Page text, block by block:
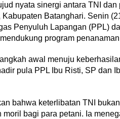
nyata sinergi antara TNI
Kabupaten Batanghari. Senin
Penyuluh Lapangan (PPL)
program
awal menuju
pula PPL Ibu Risti, SP dan
bahwa keterlibatan TNI
bagi para petani. Ia